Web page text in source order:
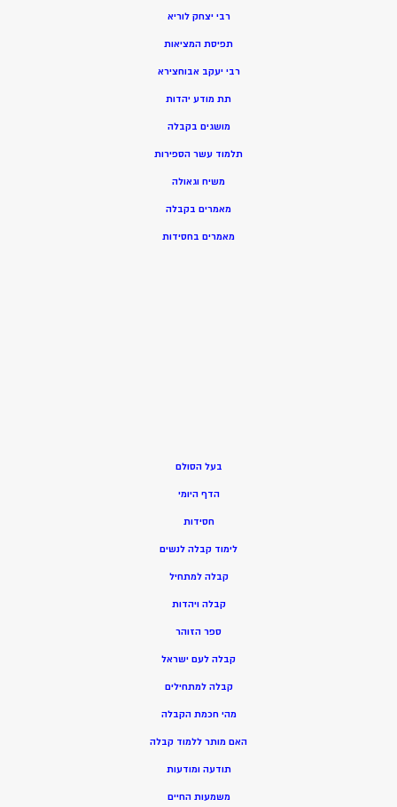
רבי יצחק לוריא
תפיסת המציאות
רבי יעקב אבוחצירא
תת מודע יהדות
מושגים בקבלה
תלמוד עשר הספירות
משיח וגאולה
מאמרים בקבלה
מאמרים בחסידות
בעל הסולם
הדף היומי
חסידות
לימוד קבלה לנשים
קבלה למתחיל
קבלה ויהדות
ספר הזוהר
קבלה לעם ישראל
קבלה למתחילים
מהי חכמת הקבלה
האם מותר ללמוד קבלה
תודעה ומודעות
משמעות החיים